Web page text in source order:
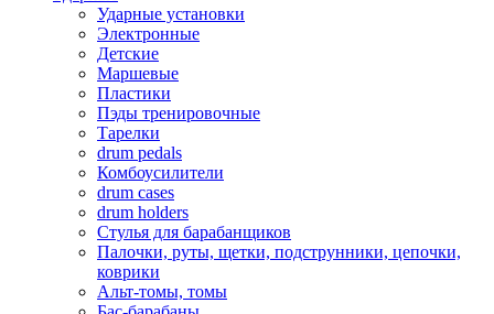
Ударные установки
Электронные
Детские
Маршевые
Пластики
Пэды тренировочные
Тарелки
drum pedals
Комбоусилители
drum cases
drum holders
Стулья для барабанщиков
Палочки, руты, щетки, подструнники, цепочки,
коврики
Альт-томы, томы